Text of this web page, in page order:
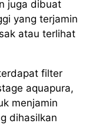
juga dibuat
yang terjamin
atau terlihat
filter
aquapura,
menjamin
dihasilkan